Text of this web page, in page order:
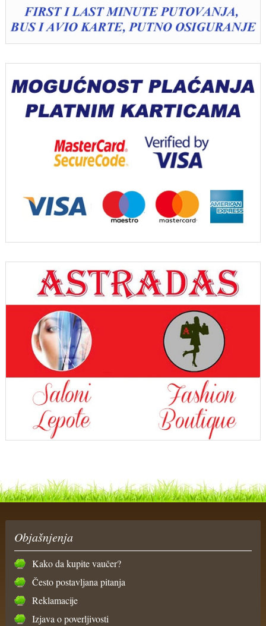
Objašnjenja
Kako da kupite vaučer?
Često postavljana pitanja
Reklamacije
Izjava o poverljivosti